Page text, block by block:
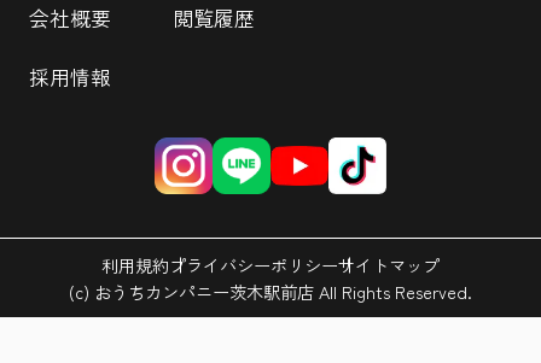
会社概要
採用情報
閲覧履歴
利用規約プライバシーポリシーサイトマップ
(c) おうちカンパニー茨木駅前店 All Rights Reserved.